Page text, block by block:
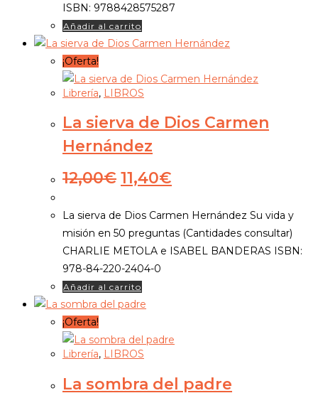
ISBN: 9788428575287
Añadir al carrito
¡Oferta!
Librería, LIBROS
La sierva de Dios Carmen
Hernández
12,00€ El
original
era:
12,00€.
11,40€
actual
es:
11,40€.
La sierva de Dios Carmen Hernández Su vida y
misión en 50 preguntas (Cantidades consultar)
CHARLIE METOLA e ISABEL BANDERAS ISBN:
978-84-220-2404-0
Añadir al carrito
¡Oferta!
Librería, LIBROS
La sombra del padre